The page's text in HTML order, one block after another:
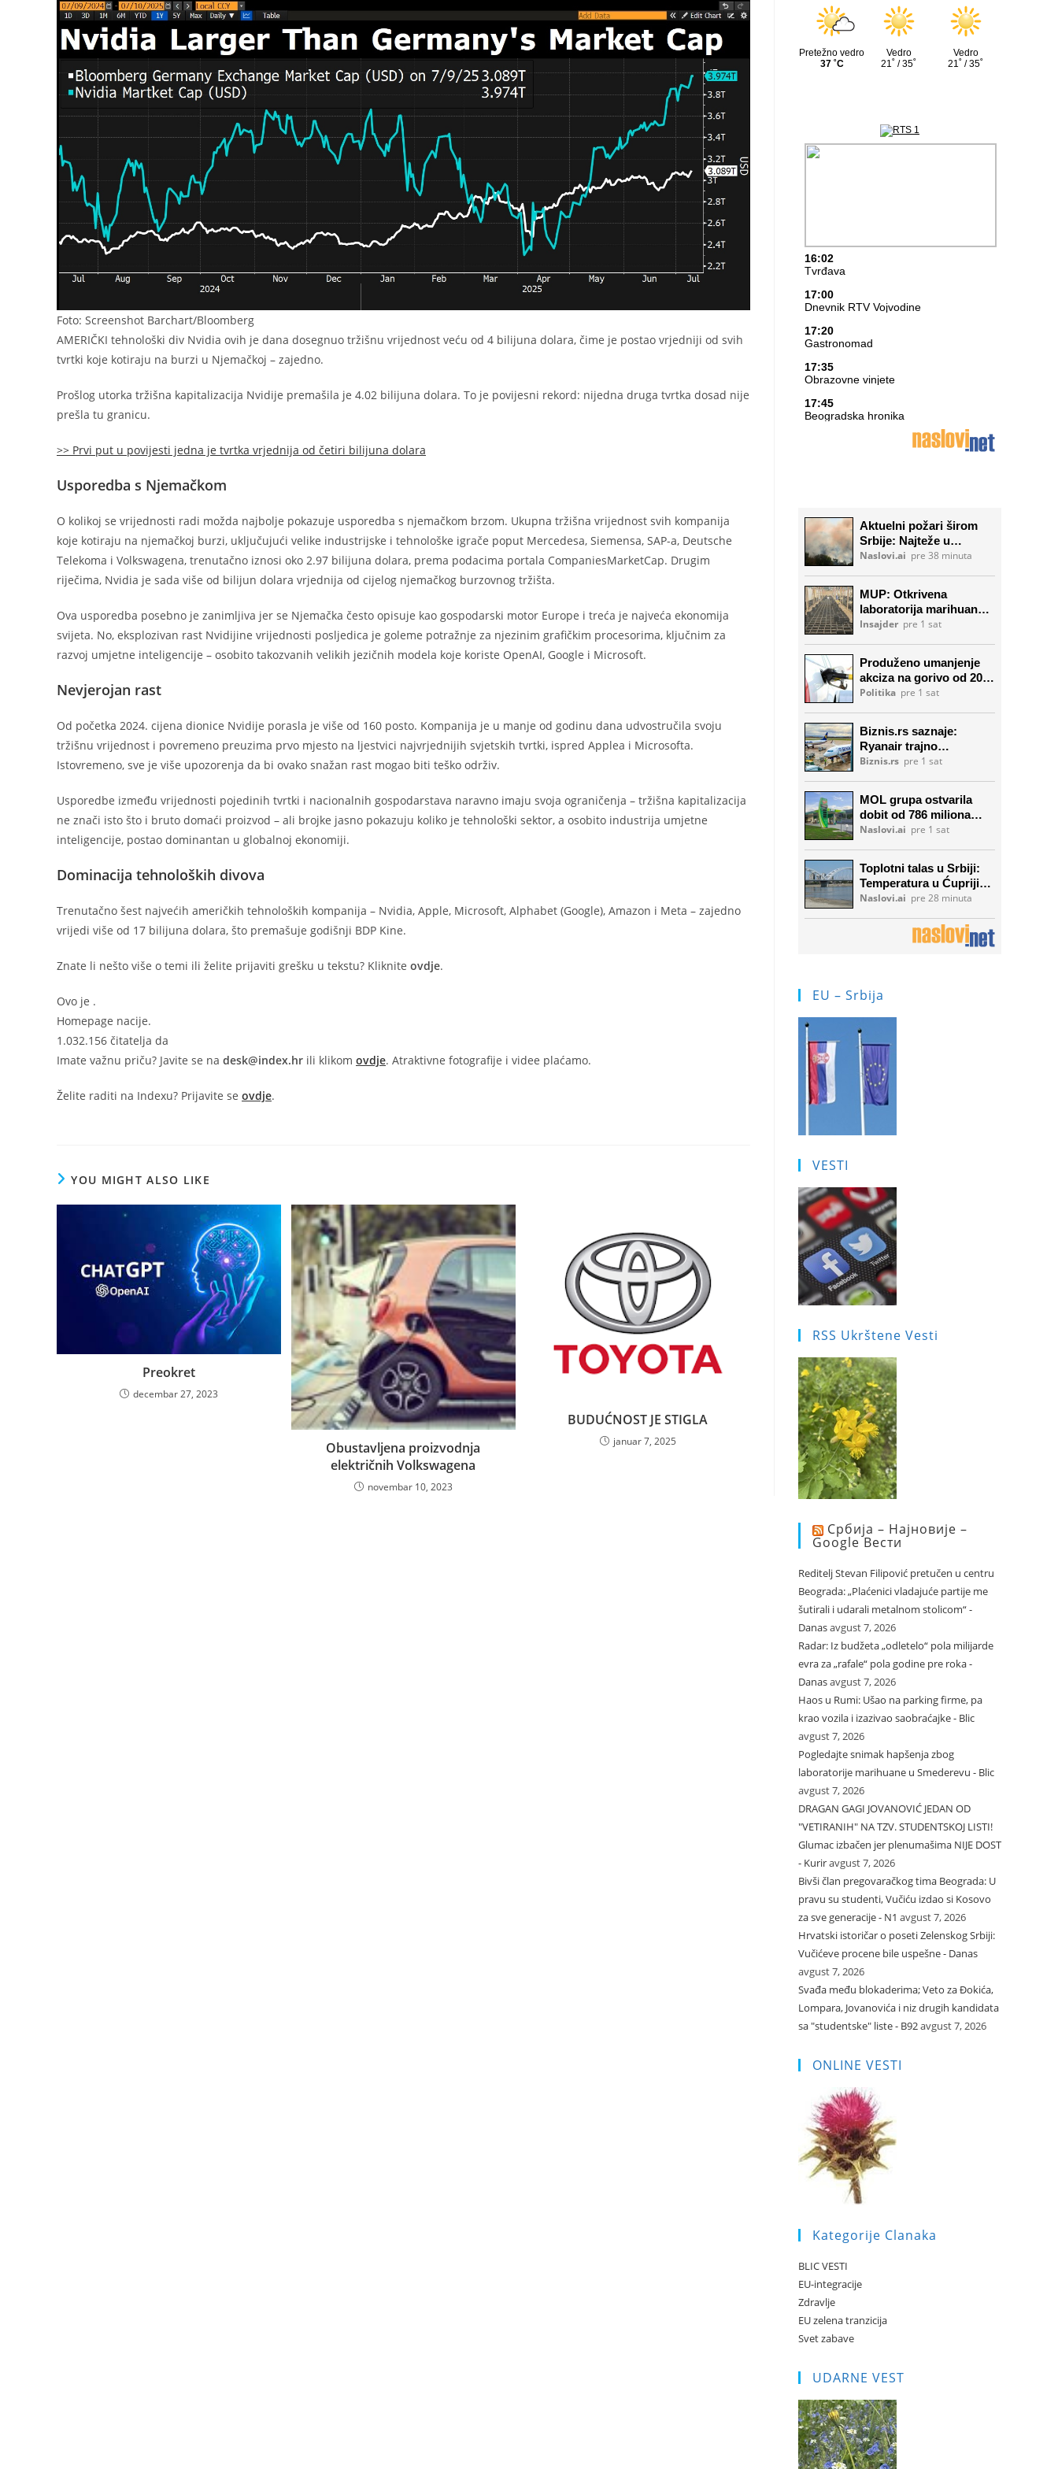
Foto: Screenshot Barchart/Bloomberg
AMERIČKI tehnološki div Nvidia ovih je dana dosegnuo tržišnu vrijednost veću od 4 bilijuna dolara, čime je postao vrjedniji od svih
tvrtki koje kotiraju na burzi u Njemačkoj – zajedno.
Prošlog utorka tržišna kapitalizacija Nvidije premašila je 4.02 bilijuna dolara. To je povijesni rekord: nijedna druga tvrtka dosad nije
prešla tu granicu.
>> Prvi put u povijesti jedna je tvrtka vrjednija od četiri bilijuna dolara
Usporedba s Njemačkom
O kolikoj se vrijednosti radi možda najbolje pokazuje usporedba s njemačkom brzom. Ukupna tržišna vrijednost svih kompanija
koje kotiraju na njemačkoj burzi, uključujući velike industrijske i tehnološke igrače poput Mercedesa, Siemensa, SAP-a, Deutsche
Telekoma i Volkswagena, trenutačno iznosi oko 2.97 bilijuna dolara, prema podacima portala CompaniesMarketCap. Drugim
riječima, Nvidia je sada više od bilijun dolara vrjednija od cijelog njemačkog burzovnog tržišta.
Ova usporedba posebno je zanimljiva jer se Njemačka često opisuje kao gospodarski motor Europe i treća je najveća ekonomija
svijeta. No, eksplozivan rast Nvidijine vrijednosti posljedica je goleme potražnje za njezinim grafičkim procesorima, ključnim za
razvoj umjetne inteligencije – osobito takozvanih velikih jezičnih modela koje koriste OpenAI, Google i Microsoft.
Nevjerojan rast
Od početka 2024. cijena dionice Nvidije porasla je više od 160 posto. Kompanija je u manje od godinu dana udvostručila svoju
tržišnu vrijednost i povremeno preuzima prvo mjesto na ljestvici najvrjednijih svjetskih tvrtki, ispred Applea i Microsofta.
Istovremeno, sve je više upozorenja da bi ovako snažan rast mogao biti teško održiv.
Usporedbe između vrijednosti pojedinih tvrtki i nacionalnih gospodarstava naravno imaju svoja ograničenja – tržišna kapitalizacija
ne znači isto što i bruto domaći proizvod – ali brojke jasno pokazuju koliko je tehnološki sektor, a osobito industrija umjetne
inteligencije, postao dominantan u globalnoj ekonomiji.
Dominacija tehnoloških divova
Trenutačno šest najvećih američkih tehnoloških kompanija – Nvidia, Apple, Microsoft, Alphabet (Google), Amazon i Meta – zajedno
vrijedi više od 17 bilijuna dolara, što premašuje godišnji BDP Kine.
Znate li nešto više o temi ili želite prijaviti grešku u tekstu? Kliknite ovdje.
Ovo je .
Homepage nacije.
1.032.156 čitatelja da
Imate važnu priču? Javite se na desk@index.hr ili klikom ovdje. Atraktivne fotografije i videe plaćamo.
Želite raditi na Indexu? Prijavite se ovdje.
YOU MIGHT ALSO LIKE
Preokret
decembar 27, 2023
Obustavljena proizvodnja
električnih Volkswagena
novembar 10, 2023
BUDUĆNOST JE STIGLA
januar 7, 2025
EU – Srbija
VESTI
RSS Ukrštene Vesti
Србија – Најновије –
Google Вести
Reditelj Stevan Filipović pretučen u centru
Beograda: „Plaćenici vladajuće partije me
šutirali i udarali metalnom stolicom“ -
Danasavgust 7, 2026
Radar: Iz budžeta „odletelo“ pola milijarde
evra za „rafale“ pola godine pre roka -
Danasavgust 7, 2026
Haos u Rumi: Ušao na parking firme, pa
krao vozila i izazivao saobraćajke - Blic
avgust 7, 2026
Pogledajte snimak hapšenja zbog
laboratorije marihuane u Smederevu - Blic
avgust 7, 2026
DRAGAN GAGI JOVANOVIĆ JEDAN OD
"VETIRANIH" NA TZV. STUDENTSKOJ LISTI!
Glumac izbačen jer plenumašima NIJE DOST
- Kuriravgust 7, 2026
Bivši član pregovaračkog tima Beograda: U
pravu su studenti, Vučiću izdao si Kosovo
za sve generacije - N1 avgust 7, 2026
Hrvatski istoričar o poseti Zelenskog Srbiji:
Vučićeve procene bile uspešne - Danas
avgust 7, 2026
Svađa među blokaderima; Veto za Đokića,
Lompara, Jovanovića i niz drugih kandidata
sa "studentske" liste - B92avgust 7, 2026
ONLINE VESTI
Kategorije Clanaka
BLIC VESTI
EU-integracije
Zdravlje
EU zelena tranzicija
Svet zabave
UDARNE VEST